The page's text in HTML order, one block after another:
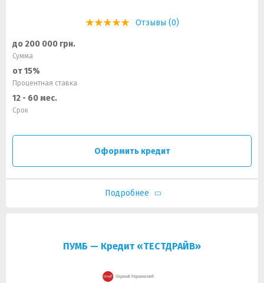
Отзывы (0)
до 200 000 грн.
Сумма
от 15%
Процентная ставка
12 - 60 мес.
Срок
Оформить кредит
Подробнее
ПУМБ — Кредит «ТЕСТДРАЙВ»